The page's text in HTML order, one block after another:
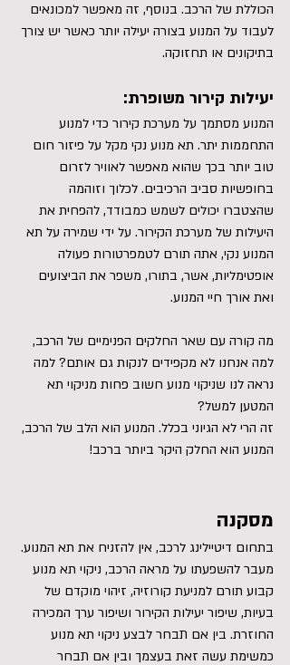
הכוללת של הרכב. בנוסף, זה מאפשר למכונאים
לעבוד על המנוע בצורה יעילה יותר כאשר יש צורך
בתיקונים או תחזוקה.
יעילות קירור משופרת:
המנוע מסתמך על מערכת קירור כדי למנוע
התחממות יתר. תא מנוע נקי מקל על פיזור חום
טוב יותר בכך שהוא מאפשר לאוויר לזרום
בחופשיות סביב הרכיבים. לכלוך וזוהמה
שהצטברו יכולים לשמש כמבודד, להפחית את
היעילות של מערכת הקירור. על ידי שמירה על תא
המנוע נקי, אתה תורם לטמפרטורות פעולה
אופטימליות, אשר, בתורו, משפר את הביצועים
ואת אורך חיי המנוע.
מה קורה עם שאר החלקים הפנימיים של הרכב,
למה אנחנו לא מקפידים לנקות גם אותם? למה
נראה לנו שניקוי מנוע חשוב פחות מניקוי תא
המטען למשל?
זה הרי לא הגיוני בכלל. המנוע הוא הלב של הרכב,
המנוע הוא החלק היקר ביותר ברכב!
מסקנה
בתחום דיטיילינג לרכב, אין להזניח את תא המנוע.
מעבר להשפעתו על מראה הרכב, ניקוי תא מנוע
קבוע תורם למניעת קורוזיה, זיהוי מוקדם של
בעיות, שיפור יעילות הקירור ושיפור ערך המכירה
החוזרת. בין אם תבחר לבצע ניקוי תא מנוע
כמשימת עשה זאת בעצמך ובין אם תבחר